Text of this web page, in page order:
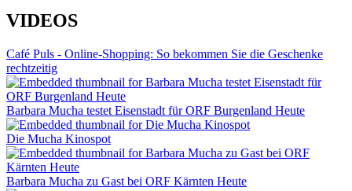
VIDEOS
Café Puls - Online-Shopping: So bekommen Sie die Geschenke
rechtzeitig
Barbara Mucha testet Eisenstadt für ORF Burgenland Heute
Die Mucha Kinospot
Barbara Mucha zu Gast bei ORF Kärnten Heute